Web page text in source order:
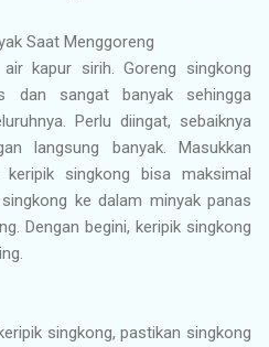
Saat Menggoreng
kapur sirih. Goreng singkong
dan sangat banyak sehingga
Perlu diingat, sebaiknya
langsung banyak. Masukkan
singkong bisa maksimal
ke dalam minyak panas
Dengan begini, keripik singkong
singkong, pastikan singkong